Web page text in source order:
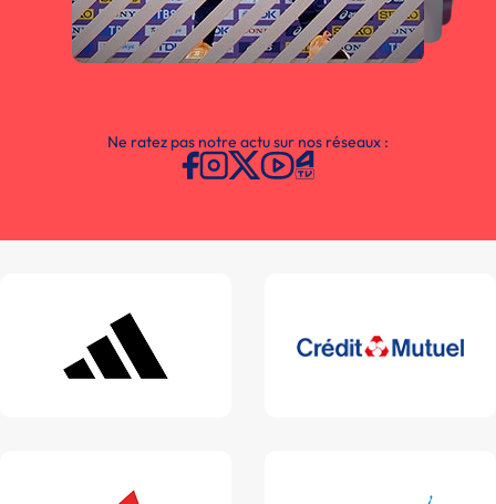
Ne ratez pas notre actu sur nos réseaux :